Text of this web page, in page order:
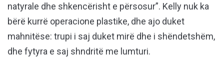
natyrale dhe shkencërisht e përsosur”. Kelly nuk ka
bërë kurrë operacione plastike, dhe ajo duket
mahnitëse: trupi i saj duket mirë dhe i shëndetshëm,
dhe fytyra e saj shndritë me lumturi.